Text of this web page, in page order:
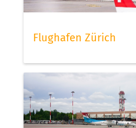
Flughafen Zürich